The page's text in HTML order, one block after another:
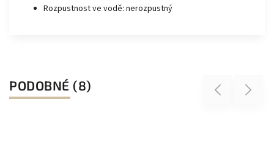
Rozpustnost ve vodě: nerozpustný
PODOBNÉ (8) Previous Next